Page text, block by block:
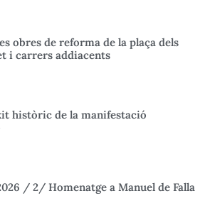
obres de reforma de la plaça dels
i carrers addiacents
històric de la manifestació
/ 2/ Homenatge a Manuel de Falla